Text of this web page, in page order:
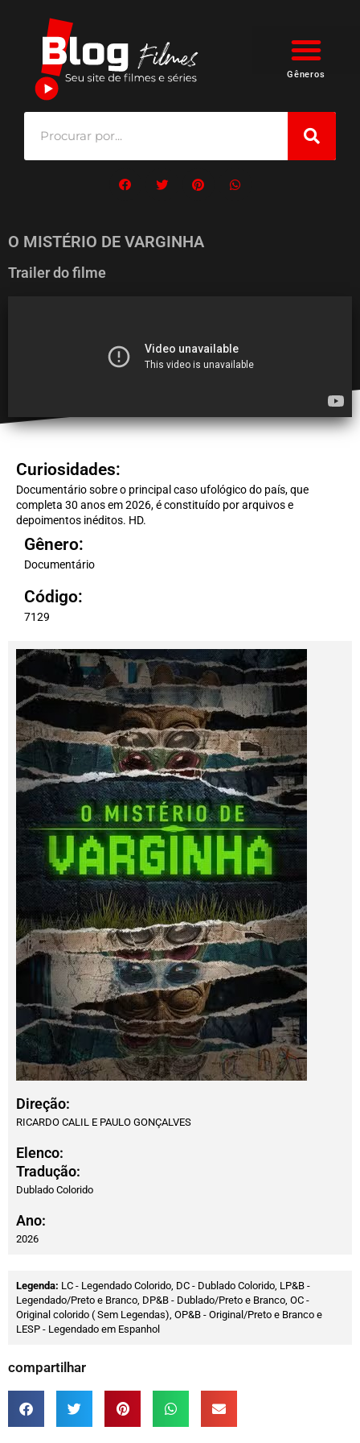
Gêneros
O MISTÉRIO DE VARGINHA
Trailer do filme
Curiosidades:
Documentário sobre o principal caso ufológico do país, que
completa 30 anos em 2026, é constituído por arquivos e
depoimentos inéditos. HD.
Gênero:
Documentário
Código:
7129
Direção:
RICARDO CALIL E PAULO GONÇALVES
Elenco:
Tradução:
Dublado Colorido
Ano:
2026
Legenda: LC - Legendado Colorido, DC - Dublado Colorido, LP&B -
Legendado/Preto e Branco, DP&B - Dublado/Preto e Branco, OC -
Original colorido ( Sem Legendas), OP&B - Original/Preto e Branco e
LESP - Legendado em Espanhol
compartilhar